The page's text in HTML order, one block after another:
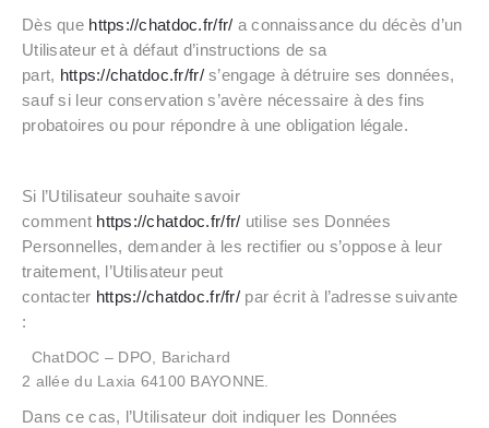
Dès que https://chatdoc.fr/fr/ a connaissance du décès d’un
Utilisateur et à défaut d’instructions de sa
part, https://chatdoc.fr/fr/s’engage à détruire ses données,
sauf si leur conservation s’avère nécessaire à des fins
probatoires ou pour répondre à une obligation légale.
Si l’Utilisateur souhaite savoir
comment https://chatdoc.fr/fr/ utilise ses Données
Personnelles, demander à les rectifier ou s’oppose à leur
traitement, l’Utilisateur peut
contacter https://chatdoc.fr/fr/par écrit à l’adresse suivante
:
ChatDOC – DPO, Barichard
2 allée du Laxia 64100 BAYONNE.
Dans ce cas, l’Utilisateur doit indiquer les Données